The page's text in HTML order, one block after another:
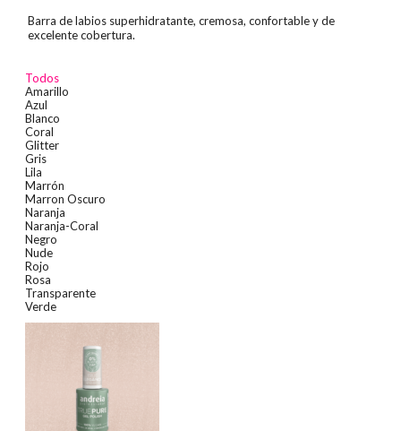
Barra de labios superhidratante, cremosa, confortable y de
excelente cobertura.
Todos
Amarillo
Azul
Blanco
Coral
Glitter
Gris
Lila
Marrón
Marron Oscuro
Naranja
Naranja-Coral
Negro
Nude
Rojo
Rosa
Transparente
Verde